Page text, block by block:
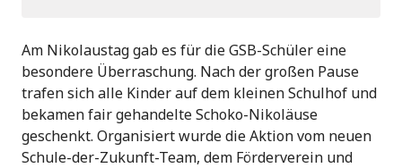
Am Nikolaustag gab es für die GSB-Schüler eine
besondere Überraschung. Nach der großen Pause
trafen sich alle Kinder auf dem kleinen Schulhof und
bekamen fair gehandelte Schoko-Nikoläuse
geschenkt. Organisiert wurde die Aktion vom neuen
Schule-der-Zukunft-Team, dem Förderverein und